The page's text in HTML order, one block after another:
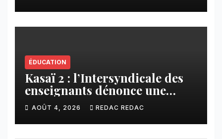
ÉDUCATION
Kasaï 2 : l’Intersyndicale des
enseignants dénonce une
contribution financière
imposée aux écoles de la
CNCA
AOÛT 4, 2026 REDAC REDAC